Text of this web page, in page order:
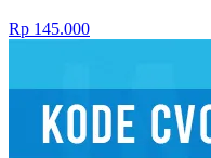
Rp 145.000